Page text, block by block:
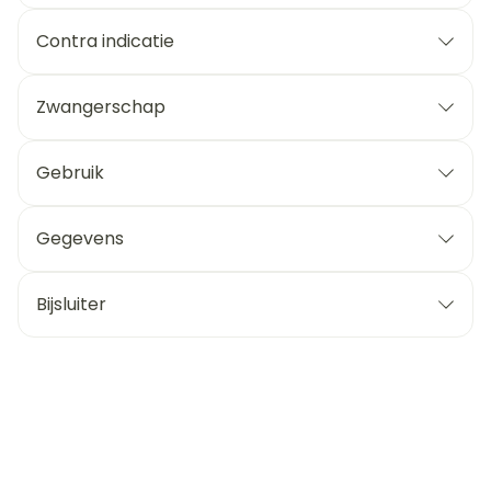
Contra indicatie
Zwangerschap
Gebruik
Gegevens
Bijsluiter